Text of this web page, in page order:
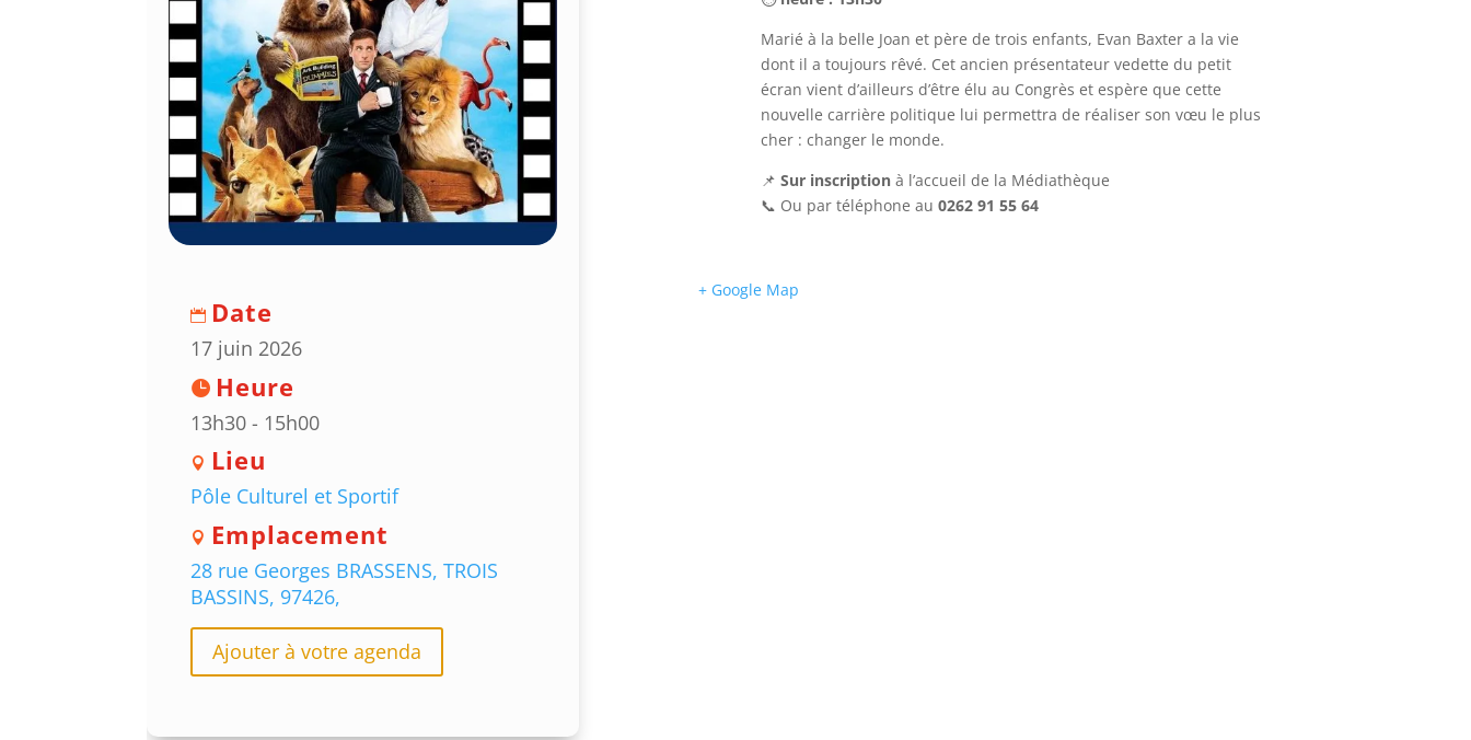
Date
17 juin 2026
Heure
13h30 - 15h00
Lieu
Pôle Culturel et Sportif
Emplacement
28 rue Georges BRASSENS, TROIS
BASSINS, 97426,
Ajouter à votre agenda
Marié à la belle Joan et père de trois enfants, Evan Baxter a la vie
dont il a toujours rêvé. Cet ancien présentateur vedette du petit
écran vient d’ailleurs d’être élu au Congrès et espère que cette
nouvelle carrière politique lui permettra de réaliser son vœu le plus
cher : changer le monde.
📌Sur inscription à l’accueil de la Médiathèque
📞 Ou par téléphone au0262 91 55 64
+ Google Map